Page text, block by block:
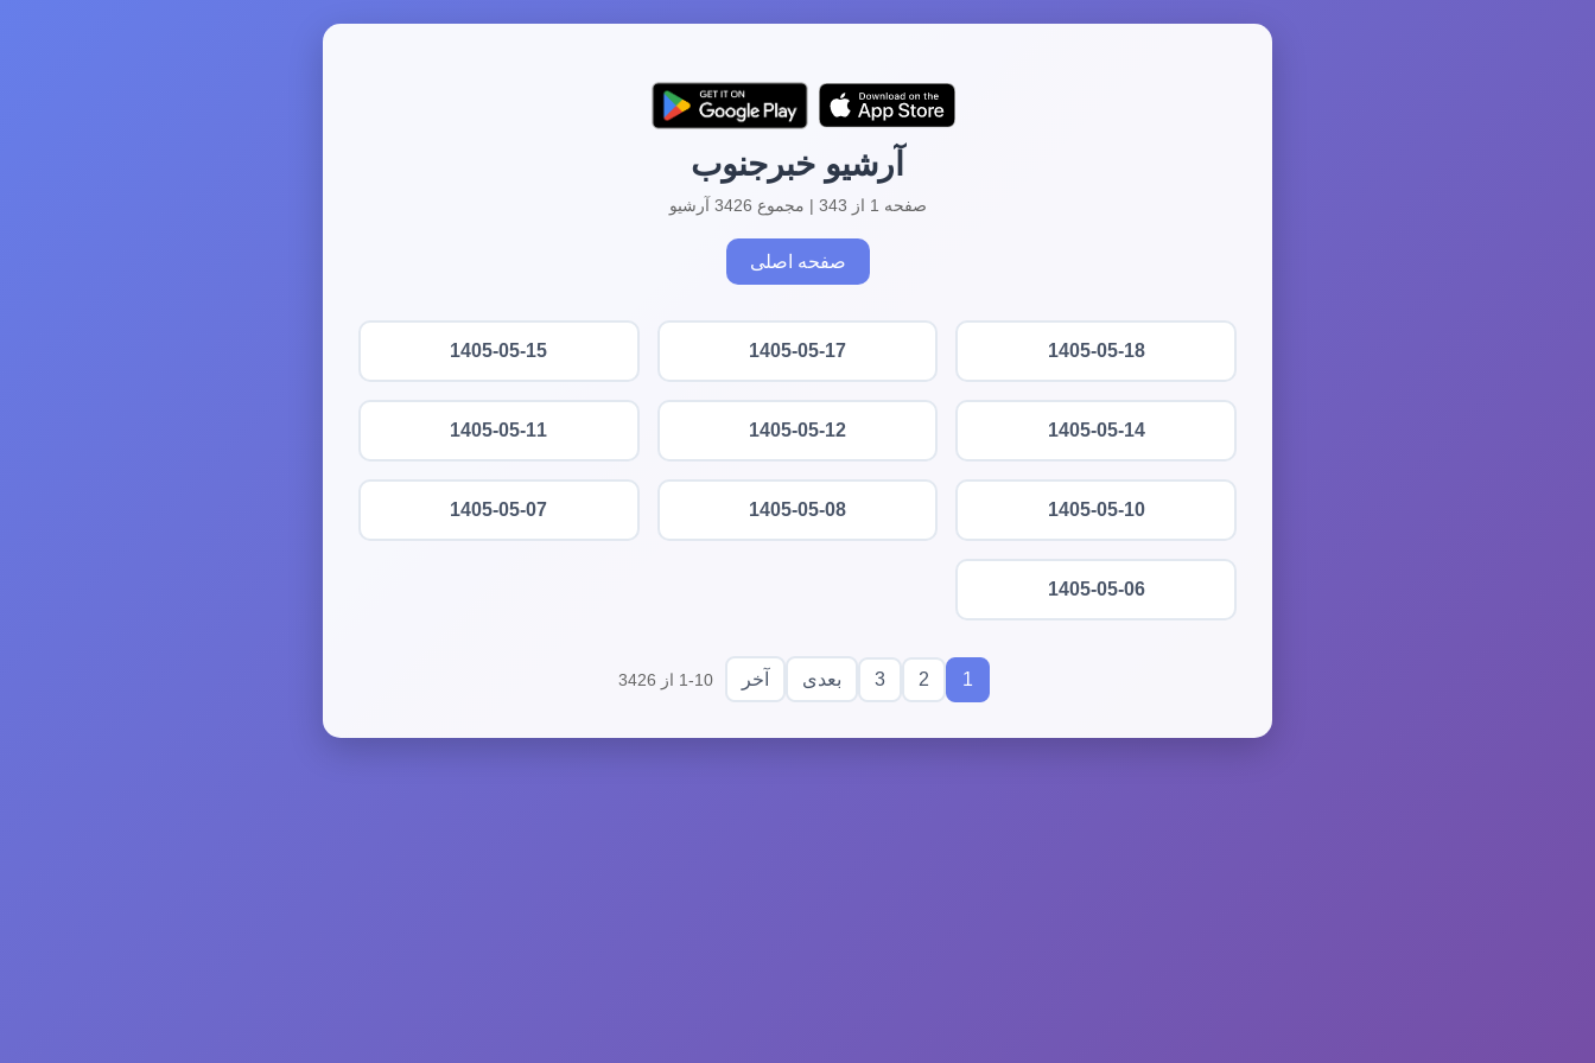
آرشیو خبرجنوب
صفحه 1 از 343 | مجموع 3426 آرشیو
صفحه اصلی
1405-05-18
1405-05-17
1405-05-15
1405-05-14
1405-05-12
1405-05-11
1405-05-10
1405-05-08
1405-05-07
1405-05-06
1
2
3 بعدی آخر 1-10 از 3426